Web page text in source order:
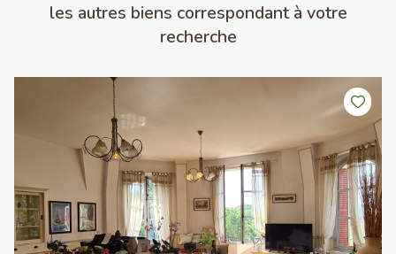
les autres biens correspondant à votre
recherche